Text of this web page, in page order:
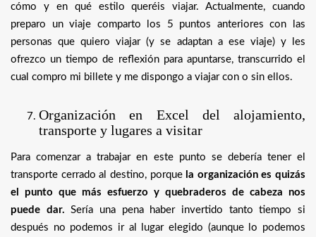
cómo y en qué estilo queréis viajar. Actualmente, cuando
preparo un viaje comparto los 5 puntos anteriores con las
personas que quiero viajar (y se adaptan a ese viaje) y les
ofrezco un tiempo de reflexión para apuntarse, transcurrido el
cual compro mi billete y me dispongo a viajar con o sin ellos.
Organización en Excel del alojamiento,
transporte y lugares a visitar
Para comenzar a trabajar en este punto se debería tener el
transporte cerrado al destino, porque la organización es quizás
el punto que más esfuerzo y quebraderos de cabeza nos
puede dar. Sería una pena haber invertido tanto tiempo si
después no podemos ir al lugar elegido (aunque lo podemos